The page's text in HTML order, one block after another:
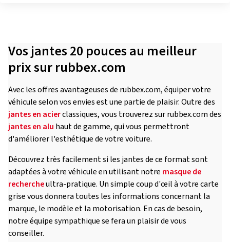
Vos jantes 20 pouces au meilleur
prix sur rubbex.com
Avec les offres avantageuses de rubbex.com, équiper votre
véhicule selon vos envies est une partie de plaisir. Outre des
jantes en acierclassiques, vous trouverez sur rubbex.com des
jantes en alu haut de gamme, qui vous permettront
d'améliorer l'esthétique de votre voiture.
Découvrez très facilement si les jantes de ce format sont
adaptées à votre véhicule en utilisant notre masque de
rechercheultra-pratique. Un simple coup d'œil à votre carte
grise vous donnera toutes les informations concernant la
marque, le modèle et la motorisation. En cas de besoin,
notre équipe sympathique se fera un plaisir de vous
conseiller.